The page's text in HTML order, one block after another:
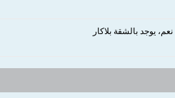
نعم، يوجد بالشقة بلاكار